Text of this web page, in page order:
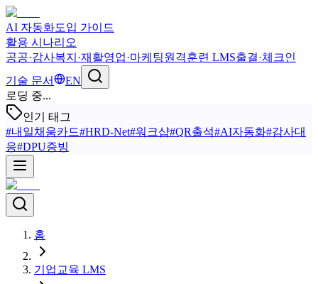
AI 자동화도입 가이드
활용 시나리오
공공·감사복지·재활영업·마케팅원격훈련 LMS출결·체크인
기술 문서
EN
로딩 중...
인기 태그
#내일채움카드#HRD-Net#워크샵#QR출석#AI자동화#감사대
응#DPU증빙
홈
기업교육 LMS